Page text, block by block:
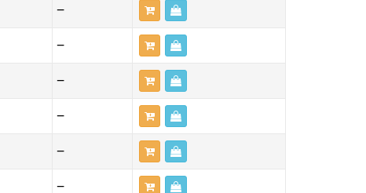
—
—
—
—
—
—